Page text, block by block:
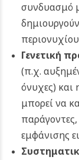
συνδυασμό
Γενετική
(π.χ.
όνυχες) και
μπορεί να
εμφάνισης